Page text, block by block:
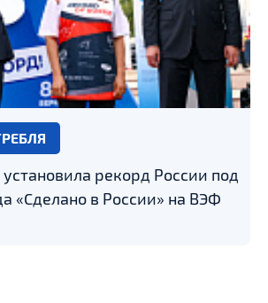
рекорд России под
«Сделано в России» на ВЭФ